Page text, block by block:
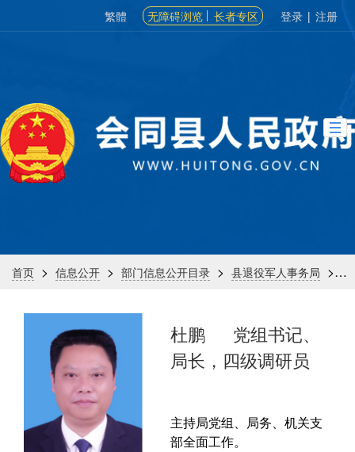
繁體 无障碍浏览 长者专区 登录 | 注册
首页 > 信息公开 > 部门信息公开目录 > 县退役军人事务局 >
杜鹏
党组书记、
局长，四级调研员
主持局党组、局务、机关支
部全面工作。